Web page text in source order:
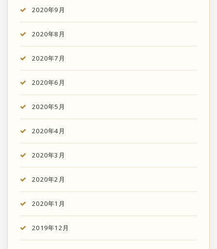
2020年9月
2020年8月
2020年7月
2020年6月
2020年5月
2020年4月
2020年3月
2020年2月
2020年1月
2019年12月